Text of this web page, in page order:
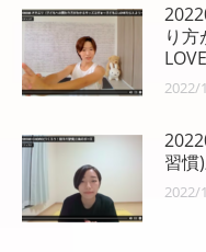
り
2022/
習慣
2022/